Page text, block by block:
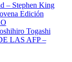
– Stephen King
Edición
Togashi
LAS AFP –